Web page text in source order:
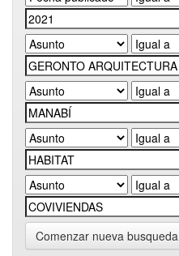
Comenzar nueva busqueda